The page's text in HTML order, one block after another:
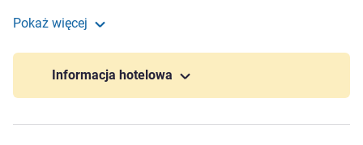
do Castelli Romani i Frascati. 120 przestronnych,
klimatyzowanych pokoi, bistro, wielojęzyczna recepcja
czynna 24 godziny na dobę i bar. Ogólnodostępny parking
Pokaż więcej
Informacja hotelowa